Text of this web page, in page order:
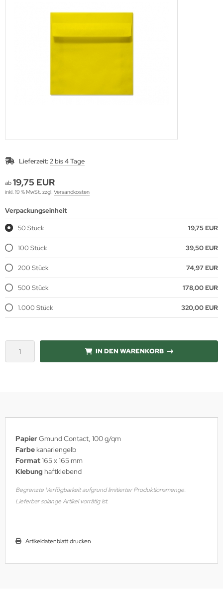
Lieferzeit:2 bis 4 Tage
ab19,75 EUR
inkl. 19 % MwSt. zzgl. Versandkosten
Verpackungseinheit
50 Stück 19,75 EUR
100 Stück 39,50 EUR
200 Stück 74,97 EUR
500 Stück 178,00 EUR
1.000 Stück 320,00 EUR
IN DEN WARENKORB
PapierGmund Contact, 100 g/qm
Farbe kanariengelb
Format165 x 165 mm
Klebung haftklebend
Begrenzte Verfügbarkeit aufgrund limitierter Produktionsmenge.
Lieferbar solange Artikel vorrätig ist.
Artikeldatenblatt drucken